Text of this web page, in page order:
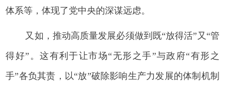
体系等，体现了党中央的深谋远虑。
又如，推动高质量发展必须做到既“放得活”又“管
得好”。这有利于让市场“无形之手”与政府“有形之
手”各负其责，以“放”破除影响生产力发展的体制机制